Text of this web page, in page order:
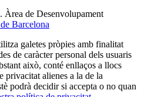
Àrea de Desenvolupament
Barcelona
galetes pròpies amb finalitat
de caràcter personal dels usuaris
això, conté enllaços a llocs
privacitat alienes a la de la
podrà decidir si accepta o no quan